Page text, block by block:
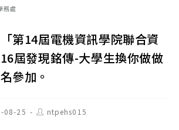
務處
第14屆電機資訊學院聯合資
屆發現銘傳-大學生換你做做
參加。
08-25
Post
author:
ntpehs015